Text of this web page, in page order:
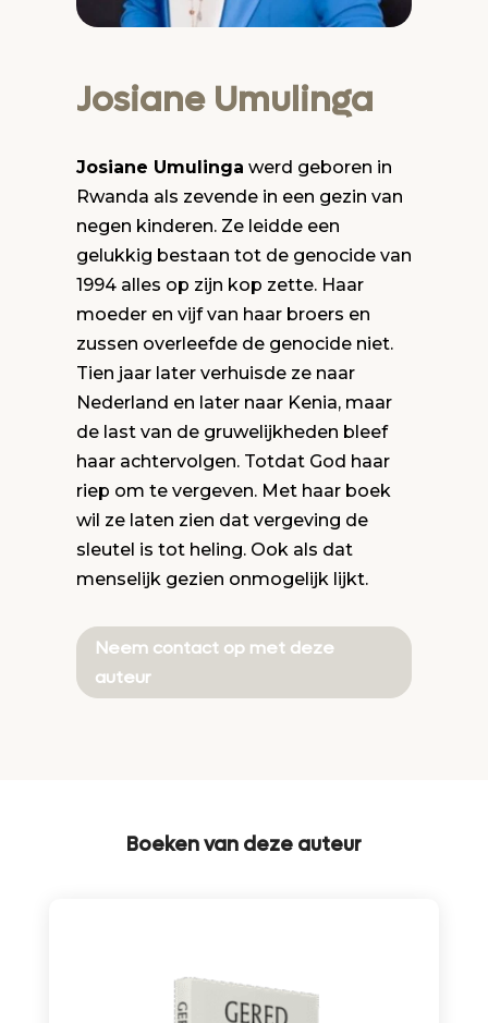
Josiane Umulinga
Josiane Umulinga werd geboren in
Rwanda als zevende in een gezin van
negen kinderen. Ze leidde een
gelukkig bestaan tot de genocide van
1994 alles op zijn kop zette. Haar
moeder en vijf van haar broers en
zussen overleefde de genocide niet.
Tien jaar later verhuisde ze naar
Nederland en later naar Kenia, maar
de last van de gruwelijkheden bleef
haar achtervolgen. Totdat God haar
riep om te vergeven. Met haar boek
wil ze laten zien dat vergeving de
sleutel is tot heling. Ook als dat
menselijk gezien onmogelijk lijkt.
Neem contact op met deze
auteur
Boeken van deze auteur